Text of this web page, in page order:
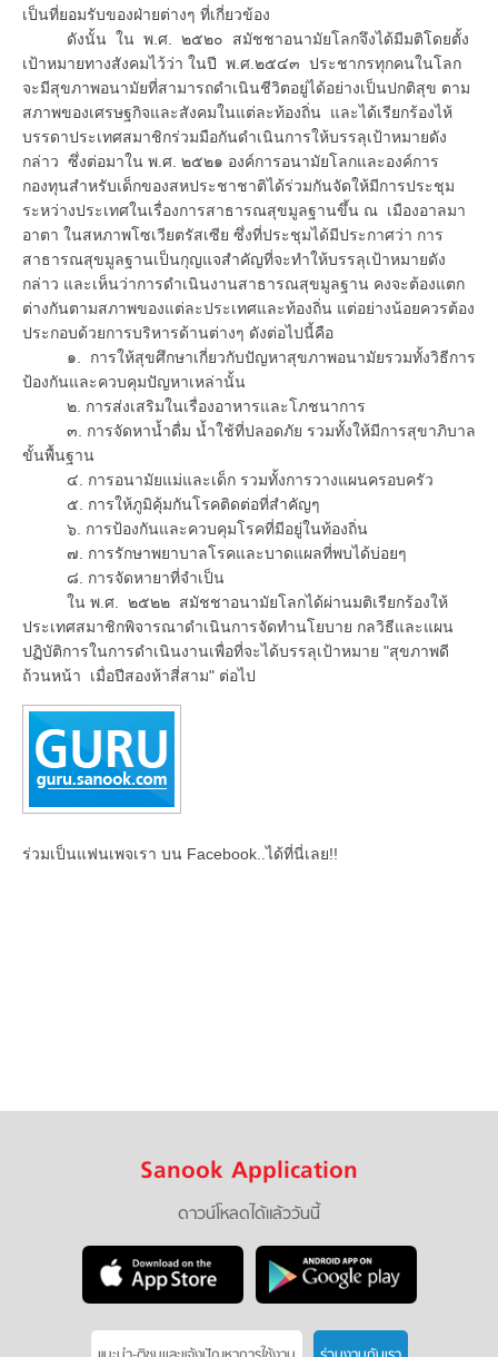
เป็นที่ยอมรับของฝ่ายต่างๆ ที่เกี่ยวข้อง
ดังนั้น ใน พ.ศ. ๒๕๒๐ สมัชชาอนามัยโลกจึงได้มีมติโดยตั้ง
เป้าหมายทางสังคมไว้ว่า ในปี พ.ศ.๒๕๔๓ ประชากรทุกคนในโลก
จะมีสุขภาพอนามัยที่สามารถดำเนินชีวิตอยู่ได้อย่างเป็นปกติสุข ตาม
สภาพของเศรษฐกิจและสังคมในแต่ละท้องถิ่น และได้เรียกร้องไห้
บรรดาประเทศสมาชิกร่วมมือกันดำเนินการให้บรรลุเป้าหมายดัง
กล่าว ซึ่งต่อมาใน พ.ศ. ๒๕๒๑ องค์การอนามัยโลกและองค์การ
กองทุนสำหรับเด็กของสหประชาชาติได้ร่วมกันจัดให้มีการประชุม
ระหว่างประเทศในเรื่องการสาธารณสุขมูลฐานขึ้น ณ เมืองอาลมา
อาตา ในสหภาพโซเวียตรัสเซีย ซึ่งที่ประชุมได้มีประกาศว่า การ
สาธารณสุขมูลฐานเป็นกุญแจสำคัญที่จะทำให้บรรลุเป้าหมายดัง
กล่าว และเห็นว่าการดำเนินงานสาธารณสุขมูลฐาน คงจะต้องแตก
ต่างกันตามสภาพของแต่ละประเทศและท้องถิ่น แต่อย่างน้อยควรต้อง
ประกอบด้วยการบริหารด้านต่างๆ ดังต่อไปนี้คือ
๑. การให้สุขศึกษาเกี่ยวกับปัญหาสุขภาพอนามัยรวมทั้งวิธีการ
ป้องกันและควบคุมปัญหาเหล่านั้น
๒. การส่งเสริมในเรื่องอาหารและโภชนาการ
๓. การจัดหาน้ำดื่ม น้ำใช้ที่ปลอดภัย รวมทั้งให้มีการสุขาภิบาล
ขั้นพื้นฐาน
๔. การอนามัยแม่และเด็ก รวมทั้งการวางแผนครอบครัว
๕. การให้ภูมิคุ้มกันโรคติดต่อที่สำคัญๆ
๖. การป้องกันและควบคุมโรคที่มีอยู่ในท้องถิ่น
๗. การรักษาพยาบาลโรคและบาดแผลที่พบได้บ่อยๆ
๘. การจัดหายาที่จำเป็น
ใน พ.ศ. ๒๕๒๒ สมัชชาอนามัยโลกได้ผ่านมติเรียกร้องให้
ประเทศสมาชิกพิจารณาดำเนินการจัดทำนโยบาย กลวิธีและแผน
ปฏิบัติการในการดำเนินงานเพื่อที่จะได้บรรลุเป้าหมาย "สุขภาพดี
ถ้วนหน้า เมื่อปีสองห้าสี่สาม" ต่อไป
ร่วมเป็นแฟนเพจเรา บน Facebook..ได้ที่นี่เลย!!
Sanook Application
ดาวน์โหลดได้แล้ววันนี้